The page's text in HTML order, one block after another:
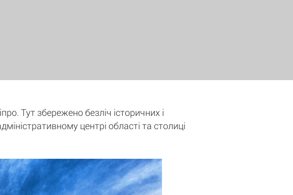
Тут збережено безліч історичних і
центрі області та столиці